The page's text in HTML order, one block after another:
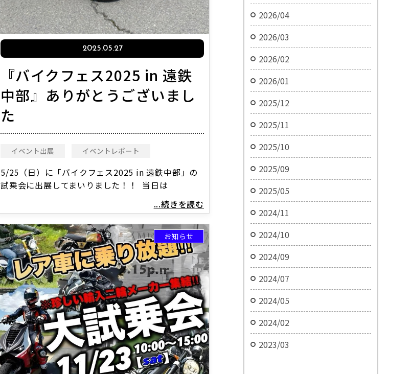
2025.05.27
『バイクフェス2025 in 遠鉄
中部』ありがとうございまし
た
イベント出展 イベントレポート
5/25（日）に「バイクフェス2025 in 遠鉄中部」の
試乗会に出展してまいりました！！ 当日は
...続きを読む
お知らせ
2026/04
2026/03
2026/02
2026/01
2025/12
2025/11
2025/10
2025/09
2025/05
2024/11
2024/10
2024/09
2024/07
2024/05
2024/02
2023/03